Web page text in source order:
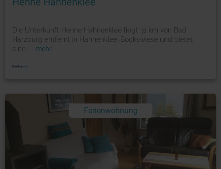
Die Unterkunft Henne Hahnenklee liegt 31 km von Bad
Harzburg entfernt in Hahnenklee-Bockswiese und bietet
eine
mehr
Ferienwohnung